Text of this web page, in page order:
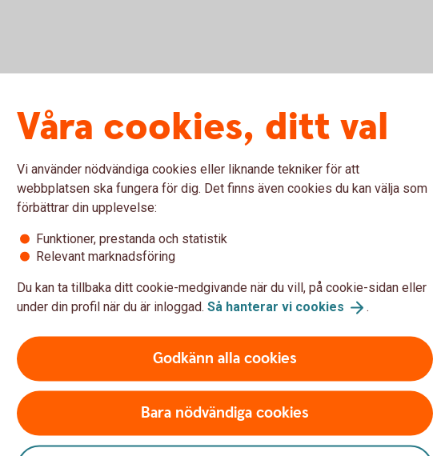
bostadsbidrag. Bor i studentrum.
Våra cookies, ditt val
Vi använder nödvändiga cookies eller liknande tekniker för att
webbplatsen ska fungera för dig. Det finns även cookies du kan välja som
förbättrar din upplevelse:
Funktioner, prestanda och statistik
Relevant marknadsföring
Du kan ta tillbaka ditt cookie-medgivande när du vill, på cookie-sidan eller
under din profil när du är inloggad. Så hanterar vi cookies .
Godkänn alla cookies
Bara nödvändiga cookies